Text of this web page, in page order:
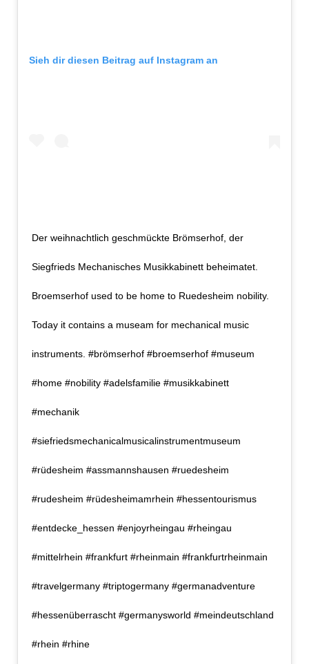
Sieh dir diesen Beitrag auf Instagram an
Der weihnachtlich geschmückte Brömserhof, der
Siegfrieds Mechanisches Musikkabinett beheimatet.
Broemserhof used to be home to Ruedesheim nobility.
Today it contains a museam for mechanical music
instruments. #brömserhof #broemserhof #museum
#home #nobility #adelsfamilie #musikkabinett
#mechanik
#siefriedsmechanicalmusicalinstrumentmuseum
#rüdesheim #assmannshausen #ruedesheim
#rudesheim #rüdesheimamrhein #hessentourismus
#entdecke_hessen #enjoyrheingau #rheingau
#mittelrhein #frankfurt #rheinmain #frankfurtrheinmain
#travelgermany #triptogermany #germanadventure
#hessenüberrascht #germanysworld #meindeutschland
#rhein #rhine